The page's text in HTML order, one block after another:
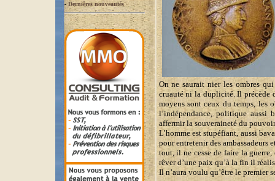
- Dernières nouveautés
On ne saurait nier les ombres
cruauté ni la duplicité. Il précède
moyens sont ceux du temps, les
l’indépendance, politique aussi
affermir la souveraineté du
L’homme est stupéfiant, aussi
pour entretenir des ambassadeurs
tout, il ne cesse de faire la
rêver d’une paix qu’à la fin il
Il n’aura voulu qu’être le premier